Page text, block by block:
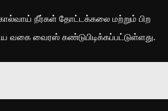
நீர்கள் தோட்டக்கலை மற்றும் பிற
வகை வைரஸ் கண்டுபிடிக்கப்பட்டுள்ளது.